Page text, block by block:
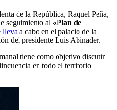
de la República, Raquel Peña,
seguimiento al «Plan de
lleva a cabo en el palacio de la
del presidente Luis Abinader.
tiene como objetivo discutir
en todo el territorio